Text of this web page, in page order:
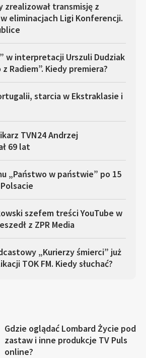
zrealizował transmisję z
eliminacjach Ligi Konferencji.
w interpretacji Urszuli Dudziak
Radiem”. Kiedy premiera?
starcia w Ekstraklasie i
TVN24 Andrzej
69 lat
„Państwo w państwie” po 15
szefem treści YouTube w
z ZPR Media
„Kurierzy śmierci” już
TOK FM. Kiedy słuchać?
Gdzie oglądać Lombard Życie pod
zastaw i inne produkcje TV Puls
online?